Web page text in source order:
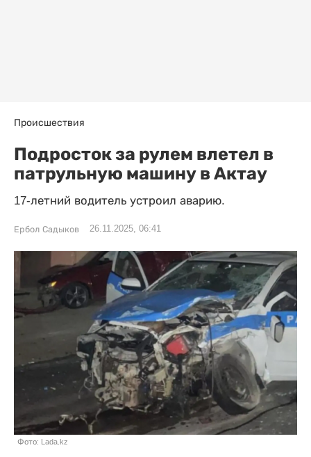
Происшествия
Подросток за рулем влетел в
патрульную машину в Актау
17-летний водитель устроил аварию.
Ербол Садыков 26.11.2025, 06:41
Фото: Lada.kz